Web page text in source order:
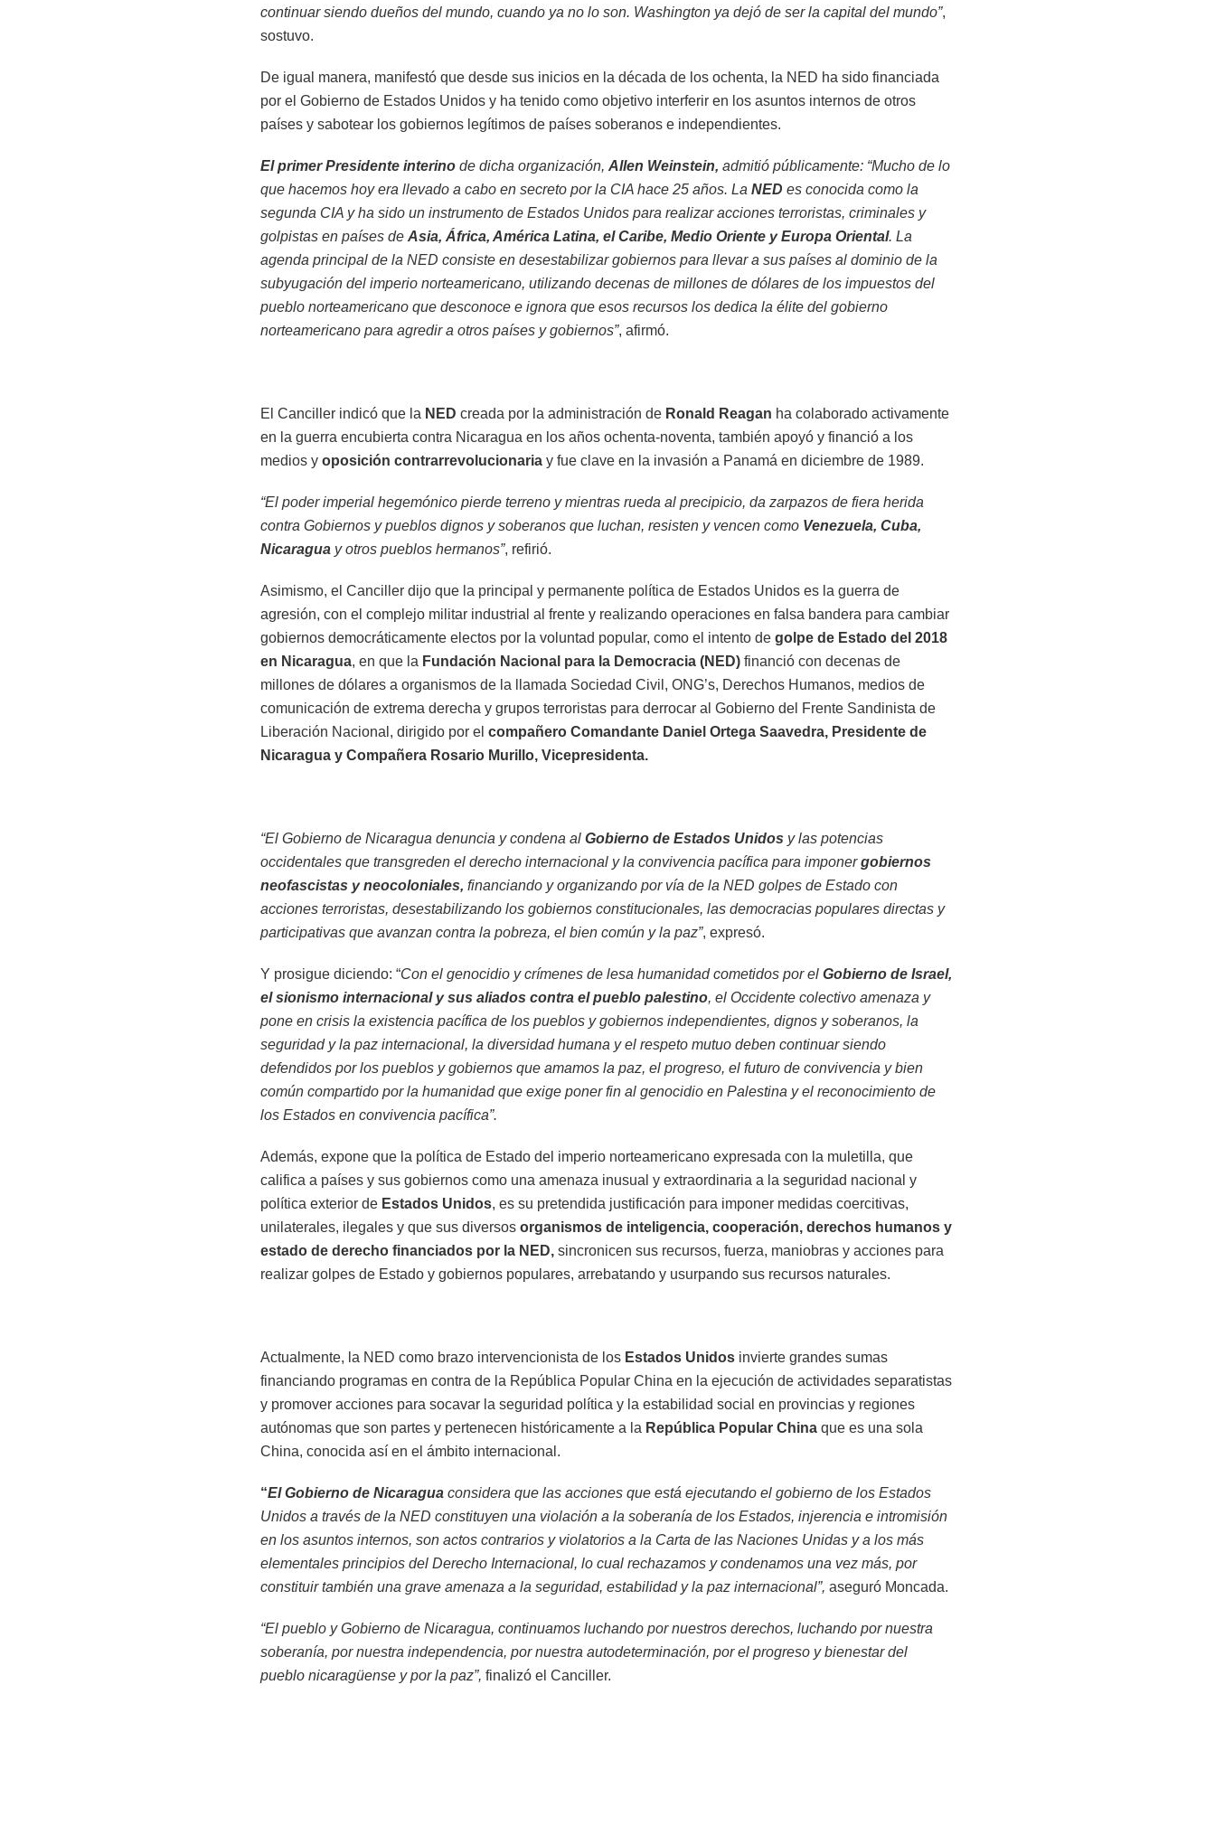
continuar siendo dueños del mundo, cuando ya no lo son. Washington ya dejó de ser la capital del mundo”,
sostuvo.
De igual manera, manifestó que desde sus inicios en la década de los ochenta, la NED ha sido financiada
por el Gobierno de Estados Unidos y ha tenido como objetivo interferir en los asuntos internos de otros
países y sabotear los gobiernos legítimos de países soberanos e independientes.
El primer Presidente interino de dicha organización, Allen Weinstein, admitió públicamente: “Mucho de lo
que hacemos hoy era llevado a cabo en secreto por la CIA hace 25 años. La NED es conocida como la
segunda CIA y ha sido un instrumento de Estados Unidos para realizar acciones terroristas, criminales y
golpistas en países de Asia, África, América Latina, el Caribe, Medio Oriente y Europa Oriental. La
agenda principal de la NED consiste en desestabilizar gobiernos para llevar a sus países al dominio de la
subyugación del imperio norteamericano, utilizando decenas de millones de dólares de los impuestos del
pueblo norteamericano que desconoce e ignora que esos recursos los dedica la élite del gobierno
norteamericano para agredir a otros países y gobiernos”, afirmó.
El Canciller indicó que la NED creada por la administración de Ronald Reagan ha colaborado activamente
en la guerra encubierta contra Nicaragua en los años ochenta-noventa, también apoyó y financió a los
medios y oposición contrarrevolucionaria y fue clave en la invasión a Panamá en diciembre de 1989.
“El poder imperial hegemónico pierde terreno y mientras rueda al precipicio, da zarpazos de fiera herida
contra Gobiernos y pueblos dignos y soberanos que luchan, resisten y vencen como Venezuela, Cuba,
Nicaragua y otros pueblos hermanos”, refirió.
Asimismo, el Canciller dijo que la principal y permanente política de Estados Unidos es la guerra de
agresión, con el complejo militar industrial al frente y realizando operaciones en falsa bandera para cambiar
gobiernos democráticamente electos por la voluntad popular, como el intento de golpe de Estado del 2018
en Nicaragua, en que la Fundación Nacional para la Democracia (NED) financió con decenas de
millones de dólares a organismos de la llamada Sociedad Civil, ONG’s, Derechos Humanos, medios de
comunicación de extrema derecha y grupos terroristas para derrocar al Gobierno del Frente Sandinista de
Liberación Nacional, dirigido por el compañero Comandante Daniel Ortega Saavedra, Presidente de
Nicaragua y Compañera Rosario Murillo, Vicepresidenta.
“El Gobierno de Nicaragua denuncia y condena al Gobierno de Estados Unidos y las potencias
occidentales que transgreden el derecho internacional y la convivencia pacífica para imponergobiernos
neofascistas y neocoloniales, financiando y organizando por vía de la NED golpes de Estado con
acciones terroristas, desestabilizando los gobiernos constitucionales, las democracias populares directas y
participativas que avanzan contra la pobreza, el bien común y la paz”, expresó.
Y prosigue diciendo: “Con el genocidio y crímenes de lesa humanidad cometidos por el Gobierno de Israel,
el sionismo internacional y sus aliados contra el pueblo palestino, el Occidente colectivo amenaza y
pone en crisis la existencia pacífica de los pueblos y gobiernos independientes, dignos y soberanos, la
seguridad y la paz internacional, la diversidad humana y el respeto mutuo deben continuar siendo
defendidos por los pueblos y gobiernos que amamos la paz, el progreso, el futuro de convivencia y bien
común compartido por la humanidad que exige poner fin al genocidio en Palestina y el reconocimiento de
los Estados en convivencia pacífica”.
Además, expone que la política de Estado del imperio norteamericano expresada con la muletilla, que
califica a países y sus gobiernos como una amenaza inusual y extraordinaria a la seguridad nacional y
política exterior de Estados Unidos, es su pretendida justificación para imponer medidas coercitivas,
unilaterales, ilegales y que sus diversos organismos de inteligencia, cooperación, derechos humanos y
estado de derecho financiados por la NED, sincronicen sus recursos, fuerza, maniobras y acciones para
realizar golpes de Estado y gobiernos populares, arrebatando y usurpando sus recursos naturales.
Actualmente, la NED como brazo intervencionista de los Estados Unidos invierte grandes sumas
financiando programas en contra de la República Popular China en la ejecución de actividades separatistas
y promover acciones para socavar la seguridad política y la estabilidad social en provincias y regiones
autónomas que son partes y pertenecen históricamente a la República Popular China que es una sola
China, conocida así en el ámbito internacional.
“El Gobierno de Nicaragua considera que las acciones que está ejecutando el gobierno de los Estados
Unidos a través de la NED constituyen una violación a la soberanía de los Estados, injerencia e intromisión
en los asuntos internos, son actos contrarios y violatorios a la Carta de las Naciones Unidas y a los más
elementales principios del Derecho Internacional, lo cual rechazamos y condenamos una vez más, por
constituir también una grave amenaza a la seguridad, estabilidad y la paz internacional”, aseguró Moncada.
“El pueblo y Gobierno de Nicaragua, continuamos luchando por nuestros derechos, luchando por nuestra
soberanía, por nuestra independencia, por nuestra autodeterminación, por el progreso y bienestar del
pueblo nicaragüense y por la paz”, finalizó el Canciller.